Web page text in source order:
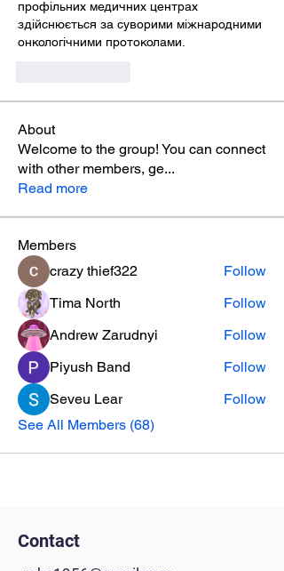
профільних медичних центрах
здійснюється за суворими міжнародними
онкологічними протоколами.
About
Welcome to the group! You can connect
with other members, ge...
Read more
Members
crazy thief322
Follow
Tima North
Follow
Andrew Zarudnyi
Follow
Piyush Band
Follow
Seveu Lear
Follow
See All Members (68)
Contact